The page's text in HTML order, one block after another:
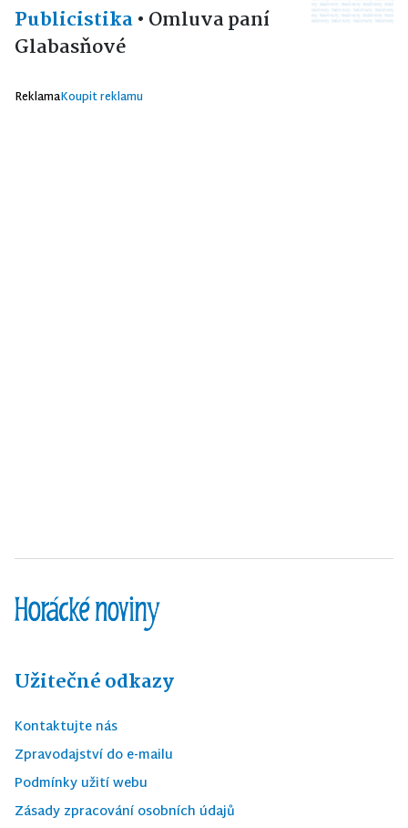
Publicistika• Omluva paní
Glabasňové
ReklamaKoupit reklamu
Užitečné odkazy
Kontaktujte nás
Zpravodajství do e-mailu
Podmínky užití webu
Zásady zpracování osobních údajů